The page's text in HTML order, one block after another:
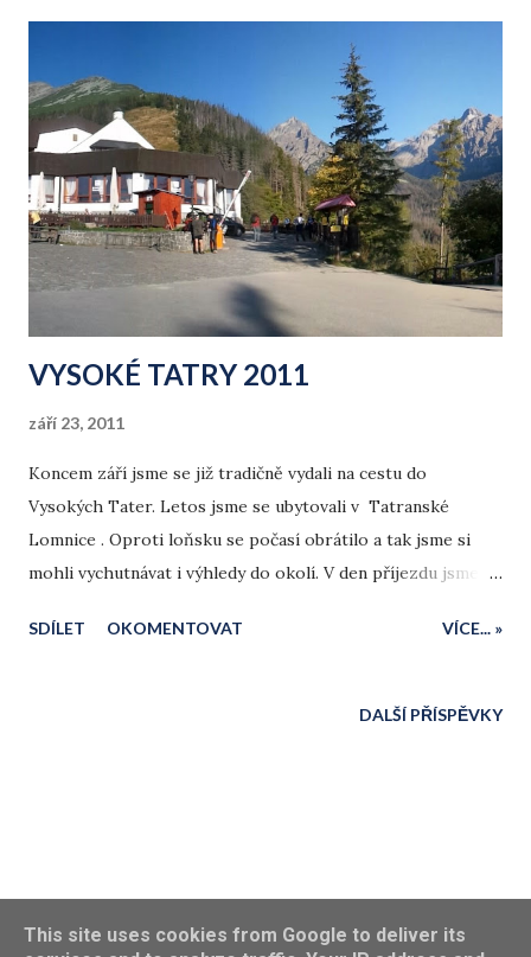
VYSOKÉ TATRY 2011
září 23, 2011
Koncem září jsme se již tradičně vydali na cestu do
Vysokých Tater. Letos jsme se ubytovali v Tatranské
Lomnice . Oproti loňsku se počasí obrátilo a tak jsme si
mohli vychutnávat i výhledy do okolí. V den příjezdu jsme se
na večeři do jedné z restaurací.
SDÍLET OKOMENTOVAT VÍCE... »
DALŠÍ PŘÍSPĚVKY
This site uses cookies from Google to deliver its